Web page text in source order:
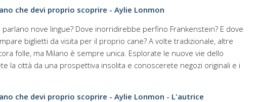
che devi proprio scoprire - Aylie Lonmon
parlano nove lingue? Dove inorridirebbe perfino Frankenstein? E dove
biglietti da visita per il proprio cane? A volte tradizionale, altre
folle, ma Milano è sempre unica. Esplorate le nuove vie dello
la città da una prospettiva insolita e conoscerete negozi originali e i
che devi proprio scoprire - Aylie Lonmon - L'autrice